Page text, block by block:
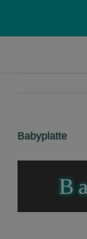
Babyplatte